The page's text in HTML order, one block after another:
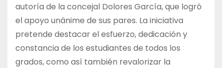
autoría de la concejal Dolores García, que logró
el apoyo unánime de sus pares. La iniciativa
pretende destacar el esfuerzo, dedicación y
constancia de los estudiantes de todos los
grados, como así también revalorizar la